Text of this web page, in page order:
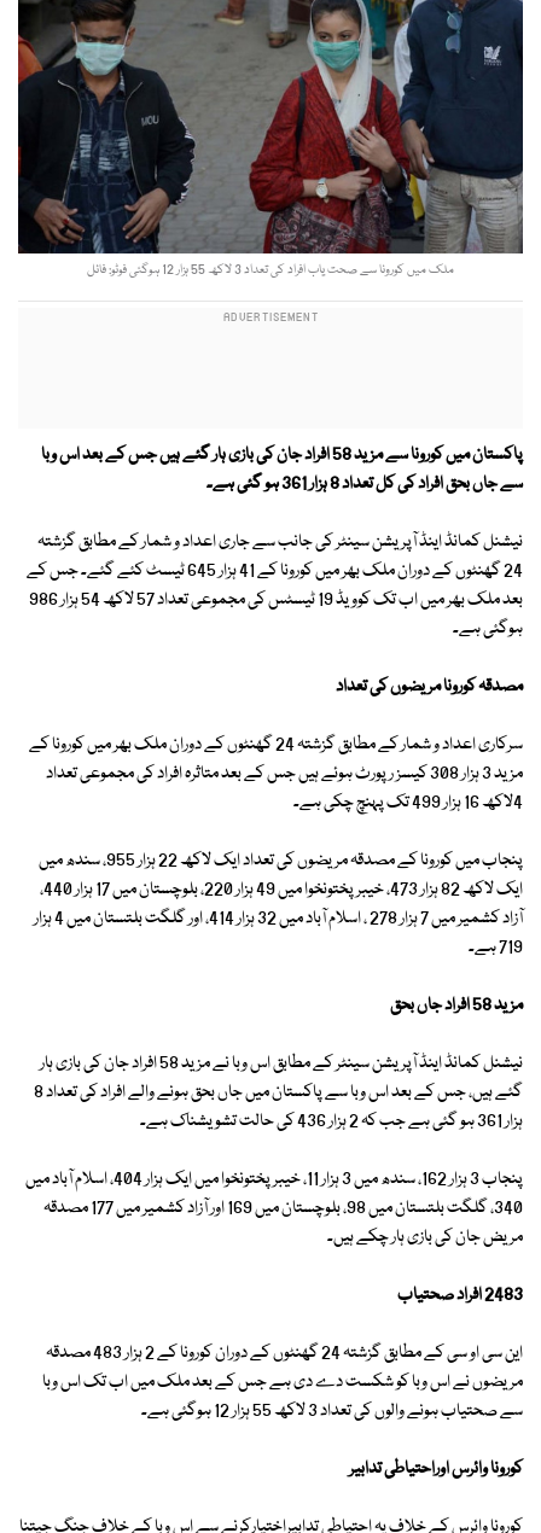
ملک میں کورونا سے صحت یاب افراد کی تعداد 3 لاکھ 55 ہزار 12 ہوگئی فوٹو: فائل
پاکستان میں کورونا سے مزید 58 افراد جان کی بازی ہار گئے ہیں جس کے بعد اس وبا
سے جاں بحق افراد کی کل تعداد 8 ہزار 361 ہو گئی ہے۔
نیشنل کمانڈ اینڈ آپریشن سینٹر کی جانب سے جاری اعداد و شمار کے مطابق گزشتہ
24 گھنٹوں کے دوران ملک بھر میں کورونا کے 41 ہزار 645 ٹیسٹ کئے گئے۔ جس کے
بعد ملک بھر میں اب تک کوویڈ 19 ٹیسٹس کی مجموعی تعداد 57 لاکھ 54 ہزار 986
ہوگئی ہے۔
مصدقہ کورونا مریضوں کی تعداد
سرکاری اعداد و شمار کے مطابق گزشتہ 24 گھنٹوں کے دوران ملک بھر میں کورونا کے
مزید 3 ہزار 308 کیسز رپورٹ ہوئے ہیں جس کے بعد متاثرہ افراد کی مجموعی تعداد
4لاکھ 16 ہزار 499 تک پہنچ چکی ہے۔
پنجاب میں کورونا کے مصدقہ مریضوں کی تعداد ایک لاکھ 22 ہزار 955، سندھ میں
ایک لاکھ 82 ہزار 473، خیبر پختونخوا میں 49 ہزار 220، بلوچستان میں 17 ہزار 440،
آزاد کشمیر میں 7 ہزار 278 ، اسلام آباد میں 32 ہزار 414، اور گلگت بلتستان میں 4 ہزار
719 ہے۔
مزید 58 افراد جاں بحق
نیشنل کمانڈ اینڈ آپریشن سینٹر کے مطابق اس وبا نے مزید 58 افراد جان کی بازی ہار
گئے ہیں، جس کے بعد اس وبا سے پاکستان میں جاں بحق ہونے والے افراد کی تعداد 8
ہزار 361 ہو گئی ہے جب کہ 2 ہزار 436 کی حالت تشویشناک ہے۔
پنجاب 3 ہزار 162، سندھ میں 3 ہزار 11، خیبر پختونخوا میں ایک ہزار 404، اسلام آباد میں
340، گلگت بلتستان میں 98، بلوچستان میں 169 اور آزاد کشمیر میں 177 مصدقہ
مریض جان کی بازی ہار چکے ہیں۔
2483 افراد صحتیاب
این سی او سی کے مطابق گزشتہ 24 گھنٹوں کے دوران کورونا کے 2 ہزار 483 مصدقہ
مریضوں نے اس وبا کو شکست دے دی ہے جس کے بعد ملک میں اب تک اس وبا
سے صحتیاب ہونے والوں کی تعداد 3 لاکھ 55 ہزار 12 ہوگئی ہے۔
کورونا وائرس اوراحتیاطی تدابیر
کورونا وائرس کے خلاف یہ احتیاطی تدابیراختیارکرنے سے اس وبا کے خلاف جنگ جیتنا